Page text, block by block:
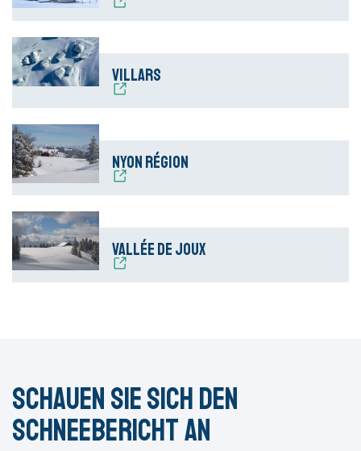
Villars
Nyon Région
Vallée de Joux
Schauen Sie sich den
Schneebericht an